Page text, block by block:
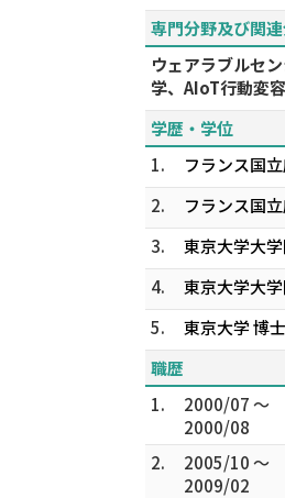
専門分野及び関
ウェアラブルセ
学、AIoT行動変
学歴・学位
1.
フランス国
2.
フランス国
3.
東京大学大
4.
東京大学大
5.
東京大学 博
職歴
1.
2000/07 ～
2000/08
2.
2005/10 ～
2009/02